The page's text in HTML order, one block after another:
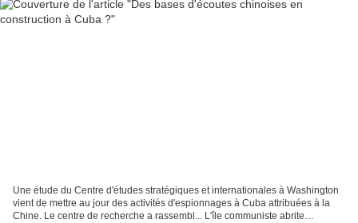
Une étude du Centre d'études stratégiques et internationales à Washington
vient de mettre au jour des activités d'espionnages à Cuba attribuées à la
Chine. Le centre de recherche a rassembl... L'île communiste abrite